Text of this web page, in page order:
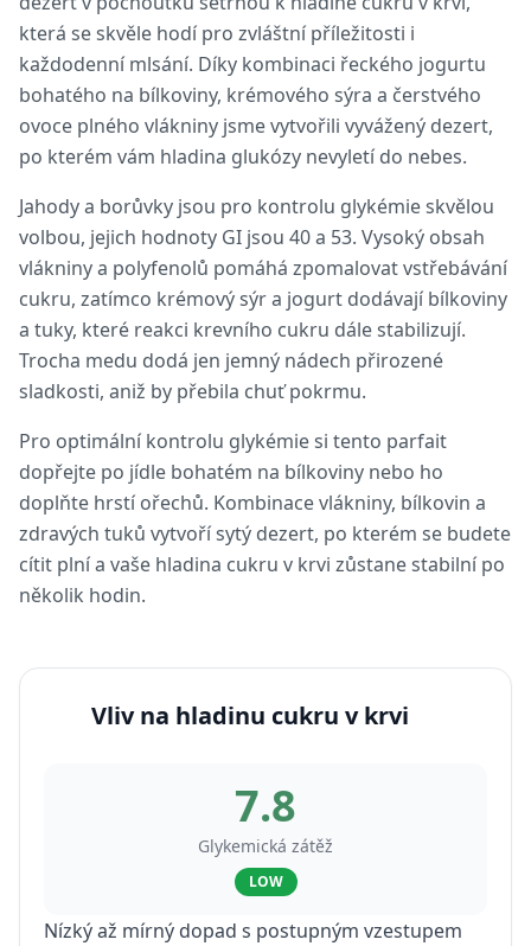
která se skvěle hodí pro zvláštní příležitosti i
každodenní mlsání. Díky kombinaci řeckého jogurtu
bohatého na bílkoviny, krémového sýra a čerstvého
ovoce plného vlákniny jsme vytvořili vyvážený dezert,
po kterém vám hladina glukózy nevyletí do nebes.
Jahody a borůvky jsou pro kontrolu glykémie skvělou
volbou, jejich hodnoty GI jsou 40 a 53. Vysoký obsah
vlákniny a polyfenolů pomáhá zpomalovat vstřebávání
cukru, zatímco krémový sýr a jogurt dodávají bílkoviny
a tuky, které reakci krevního cukru dále stabilizují.
Trocha medu dodá jen jemný nádech přirozené
sladkosti, aniž by přebila chuť pokrmu.
Pro optimální kontrolu glykémie si tento parfait
dopřejte po jídle bohatém na bílkoviny nebo ho
doplňte hrstí ořechů. Kombinace vlákniny, bílkovin a
zdravých tuků vytvoří sytý dezert, po kterém se budete
cítit plní a vaše hladina cukru v krvi zůstane stabilní po
několik hodin.
Vliv na hladinu cukru v krvi
7.8
Glykemická zátěž
LOW
Nízký až mírný dopad s postupným vzestupem